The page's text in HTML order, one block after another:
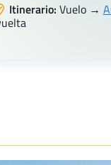
Itinerario: Vuelo →